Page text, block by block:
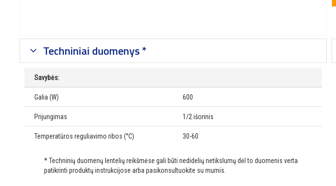
Techniniai duomenys *
Savybės:
Galia (W) 600
Prijungimas 1/2 išorinis
Temperatūros reguliavimo ribos (°C) 30-60
* Techninių duomenų lentelių reikšmėse gali būti nedidelių netikslumų dėl to duomenis verta
patikrinti produktų instrukcijose arba pasikonsultuokite su mumis.